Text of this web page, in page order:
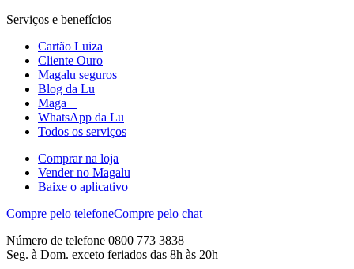
Serviços e benefícios
Cartão Luiza
Cliente Ouro
Magalu seguros
Blog da Lu
Maga +
WhatsApp da Lu
Todos os serviços
Comprar na loja
Vender no Magalu
Baixe o aplicativo
Compre pelo telefoneCompre pelo chat
Número de telefone 0800 773 3838
Seg. à Dom. exceto feriados das 8h às 20h